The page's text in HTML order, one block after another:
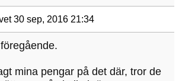
30 sep, 2016 21:34
mina pengar på det där, tror de